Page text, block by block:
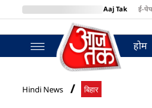
Aaj Tak ई-
BT Bazaar
होम
Hindi News बिहार